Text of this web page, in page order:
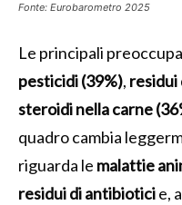
Fonte: Eurobarometro 2025
Le principali
pesticidi (39%), residui
steroidi nella carne
quadro cambia
riguarda le malattie
residui di antibioticie,